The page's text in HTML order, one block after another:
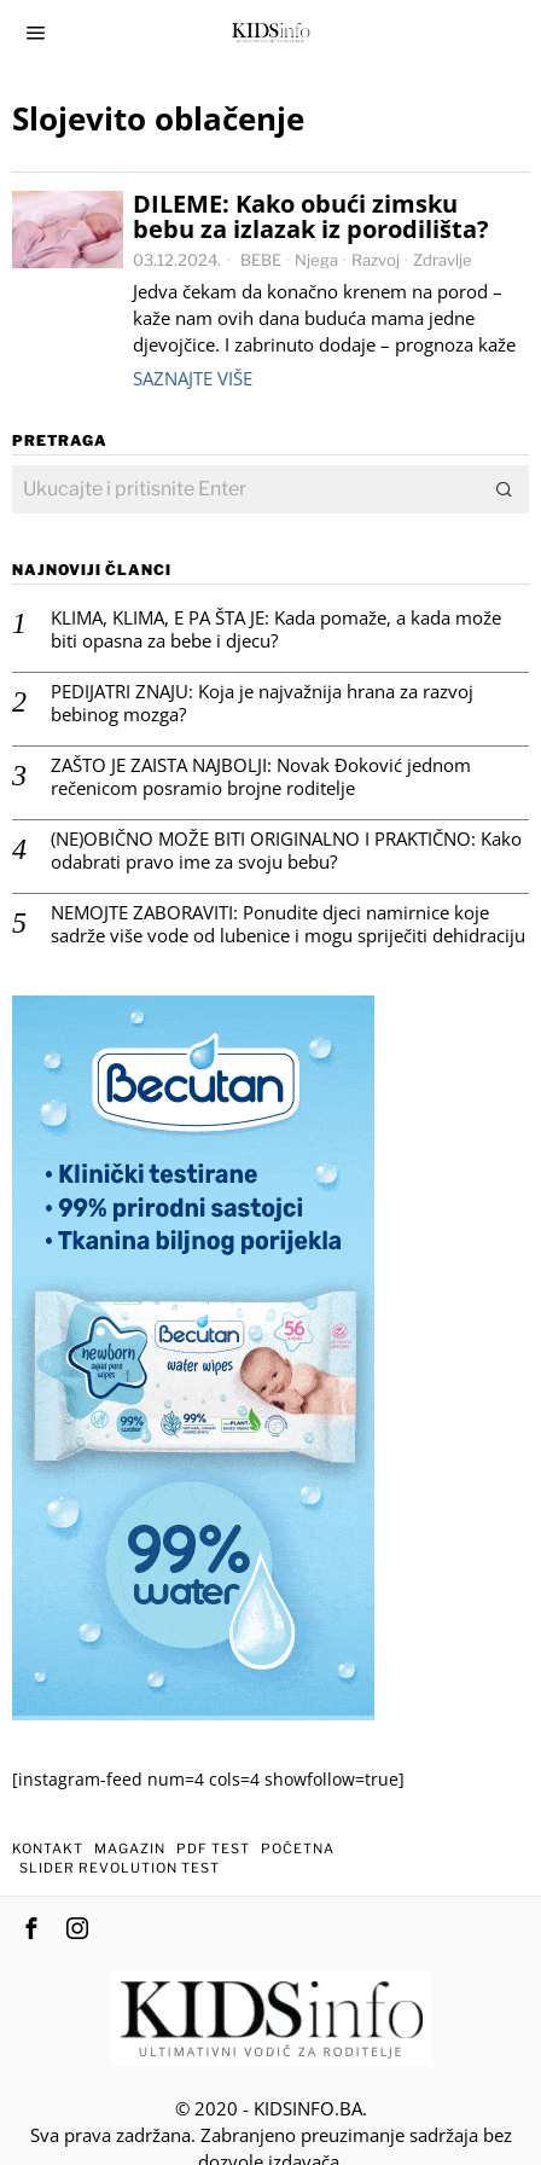
Slojevito oblačenje
DILEME: Kako obući zimsku
bebu za izlazak iz porodilišta?
03.12.2024. BEBE · Njega · Razvoj · Zdravlje
Jedva čekam da konačno krenem na porod –
kaže nam ovih dana buduća mama jedne
djevojčice. I zabrinuto dodaje – prognoza kaže
SAZNAJTE VIŠE
PRETRAGA
NAJNOVIJI ČLANCI
KLIMA, KLIMA, E PA ŠTA JE: Kada pomaže, a kada može
biti opasna za bebe i djecu?
PEDIJATRI ZNAJU: Koja je najvažnija hrana za razvoj
bebinog mozga?
ZAŠTO JE ZAISTA NAJBOLJI: Novak Đoković jednom
rečenicom posramio brojne roditelje
(NE)OBIČNO MOŽE BITI ORIGINALNO I PRAKTIČNO: Kako
odabrati pravo ime za svoju bebu?
NEMOJTE ZABORAVITI: Ponudite djeci namirnice koje
sadrže više vode od lubenice i mogu spriječiti dehidraciju
[instagram-feed num=4 cols=4 showfollow=true]
KONTAKT MAGAZIN PDF TEST
POČETNA
SLIDER REVOLUTION TEST
© 2020 - KIDSINFO.BA.
Sva prava zadržana. Zabranjeno preuzimanje sadržaja bez